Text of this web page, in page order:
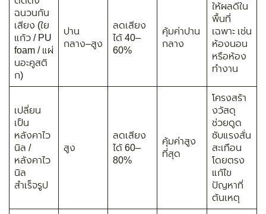
ฉนวนกัน
เสียง (ใย
แก้ว / PU
foam / แผ่
นอะคูสติ
ก)
ปาน
กลาง–สูง
ลดเสียง
ได้ 40–
60%
คุ้มค่าปาน
กลาง
ให้ผลดีใน
พื้นที่
เฉพาะ เช่น
ห้องนอน
หรือห้อง
ทำงาน
เปลี่ยน
เป็น
หลังคาไว
นิล /
หลังคาไว
นิล
สำเร็จรูป
สูง
ลดเสียง
ได้ 60–
80%
คุ้มค่าสูง
ที่สุด
โครงสร้า
งวัสดุ
ช่วยดูด
ซับแรงสั่น
สะเทือน
โดยตรง
แก้ไข
ปัญหาที่
ต้นเหตุ